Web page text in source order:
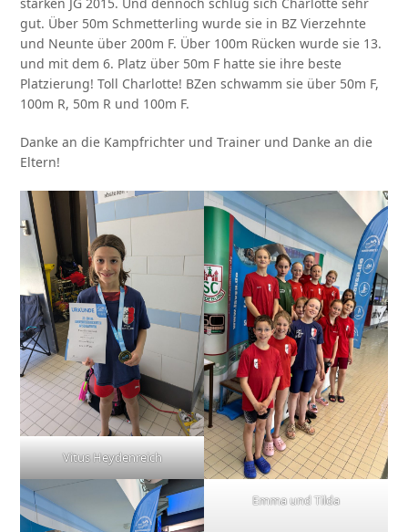
gut. Über 50m Schmetterling wurde sie in BZ Vierzehnte
und Neunte über 200m F. Über 100m Rücken wurde sie 13.
und mit dem 6. Platz über 50m F hatte sie ihre beste
Platzierung! Toll Charlotte! BZen schwamm sie über 50m F,
100m R, 50m R und 100m F.
Danke an die Kampfrichter und Trainer und Danke an die
Eltern!
Vitus Heydenreich
Emma und Tilda